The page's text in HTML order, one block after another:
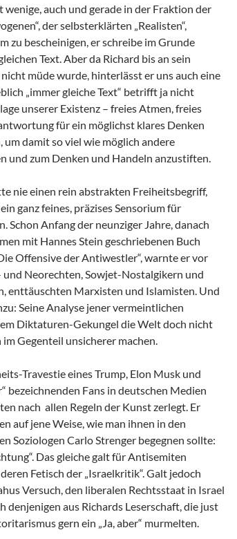
auch und gerade in der Fraktion der
der selbsterklärten „Realisten“,
zu bescheinigen, er schreibe im Grunde
Text. Aber da Richard bis an sein
müde wurde, hinterlässt er uns auch eine
„immer gleiche Text“ betrifft ja nicht
unserer Existenz – freies Atmen, freies
für ein möglichst klares Denken
um damit so viel wie möglich andere
und zum Denken und Handeln anzustiften.
nie einen rein abstrakten Freiheitsbegriff,
ganz feines, präzises Sensorium für
Schon Anfang der neunziger Jahre, danach
mit Hannes Stein geschriebenen Buch
Offensive der Antiwestler“, warnte er vor
und Neorechten, Sowjet-Nostalgikern und
enttäuschten Marxisten und Islamisten. Und
Seine Analyse jener vermeintlichen
Diktaturen-Gekungel die Welt doch nicht
Gegenteil unsicherer machen.
Travestie eines Trump, Elon Musk und
bezeichnenden Fans in deutschen Medien
nach allen Regeln der Kunst zerlegt. Er
auf jene Weise, wie man ihnen in den
Soziologen Carlo Strenger begegnen sollte:
Das gleiche galt für Antisemiten
Fetisch der „Israelkritik“. Galt jedoch
Versuch, den liberalen Rechtsstaat in Israel
denjenigen aus Richards Leserschaft, die just
gern ein „Ja, aber“ murmelten.